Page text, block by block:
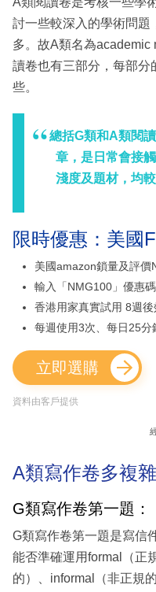
討一些較深入的學術問題
多。故A類名為academic
讀卷也有三部分，每部分
些。
總括G類和A類閱
章，是日常會接
淺度及題材，均較
限時優惠：美國
美國amazon鎖量及評價
輸入「NMG100」優惠
香港用家真實試用 8週
每週使用3次、每日25分
立即選購
資料由客戶提供
A類寫作卷多複
G類寫作卷第一題：
G類寫作卷第一題是寫信
能否準確運用formal（正
的）、informal（非正規